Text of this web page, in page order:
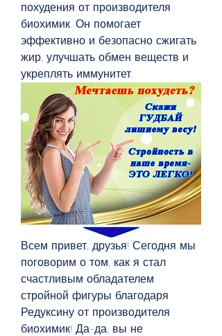
похудения от производителя
биохимик. Он помогает
эффективно и безопасно сжигать
жир, улучшать обмен веществ и
укреплять иммунитет.
Всем привет, друзья! Сегодня мы
поговорим о том, как я стал
счастливым обладателем
стройной фигуры благодаря
Редуксину от производителя
биохимик! Да-да, вы не